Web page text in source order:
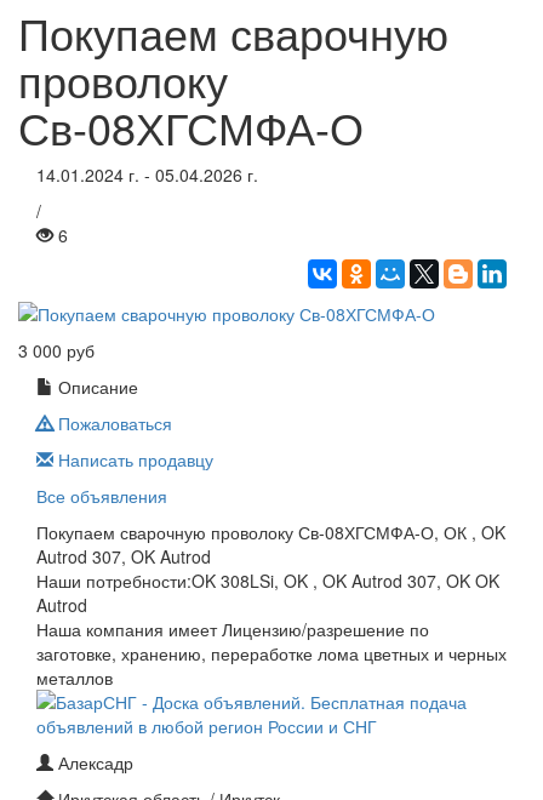
Покупаем сварочную
проволоку
Св-08ХГСМФА-О
14.01.2024 г. - 05.04.2026 г.
/
6
3 000 руб
Описание
Пожаловаться
Написать продавцу
Все объявления
Покупаем сварочную проволоку Св-08ХГСМФА-О, ОК , OK
Autrod 307, OK Autrod
Наши потребности:OK 308LSi, OK , OK Autrod 307, OK OK
Autrod
Наша компания имеет Лицензию/разрешение по
заготовке, хранению, переработке лома цветных и черных
металлов
Алексадр